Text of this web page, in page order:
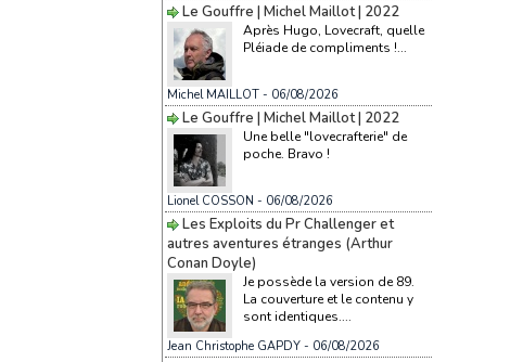
Le Gouffre | Michel Maillot | 2022
Après Hugo, Lovecraft, quelle
Pléiade de compliments !...
Michel MAILLOT- 06/08/2026
Le Gouffre | Michel Maillot | 2022
Une belle "lovecrafterie" de
poche. Bravo !
Lionel COSSON - 06/08/2026
Les Exploits du Pr Challenger et
autres aventures étranges (Arthur
Conan Doyle)
Je possède la version de 89.
La couverture et le contenu y
sont identiques....
Jean Christophe GAPDY- 06/08/2026